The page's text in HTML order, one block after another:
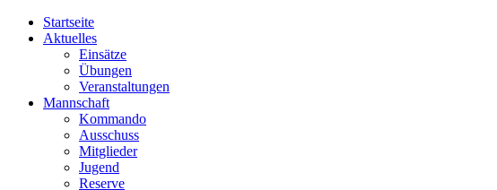
Startseite
Aktuelles
Einsätze
Übungen
Veranstaltungen
Mannschaft
Kommando
Ausschuss
Mitglieder
Jugend
Reserve